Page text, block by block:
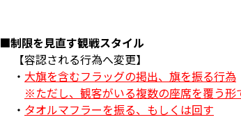
■制限を見直す観戦スタイル
【容認される行為へ変更】
・ 大旗を含むフラッグの掲出、旗を振る行為
※ただし、観客がいる複数の座席を覆う形
・ タオルマフラーを振る、もしくは回す